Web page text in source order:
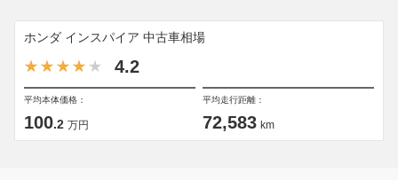
ホンダ インスパイア 中古車相場
4.2
平均本体価格：
100.2 万円
平均走行距離：
72,583 km